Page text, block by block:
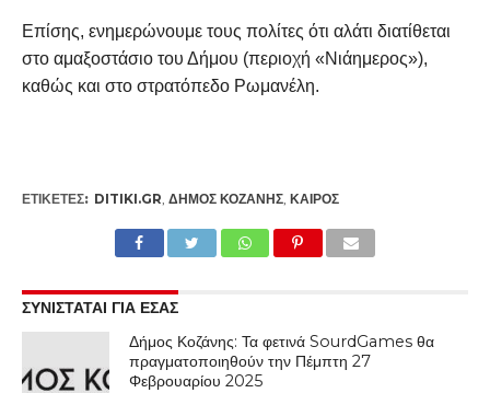
Επίσης, ενημερώνουμε τους πολίτες ότι αλάτι διατίθεται
στο αμαξοστάσιο του Δήμου (περιοχή «Νιάημερος»),
καθώς και στο στρατόπεδο Ρωμανέλη.
ΕΤΙΚΕΤΕΣ: DITIKI.GR, ΔΉΜΟΣ ΚΟΖΆΝΗΣ, ΚΑΙΡΌΣ
ΣΥΝΙΣΤΑΤΑΙ ΓΙΑ ΕΣΑΣ
Δήμος Κοζάνης: Τα φετινά SourdGames θα
πραγματοποιηθούν την Πέμπτη 27
Φεβρουαρίου 2025